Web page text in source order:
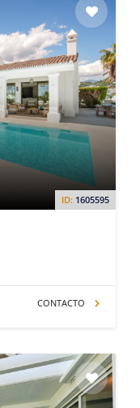
ID: 1605595
CONTACTO